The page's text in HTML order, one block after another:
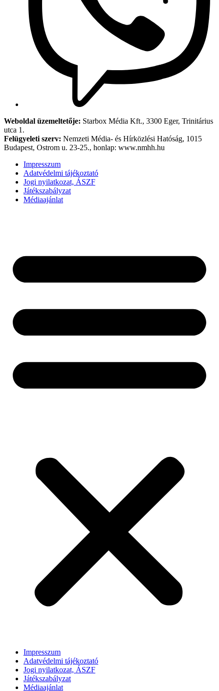
Weboldal üzemeltetője: Starbox Média Kft., 3300 Eger, Trinitárius
utca 1.
Felügyeleti szerv: Nemzeti Média- és Hírközlési Hatóság, 1015
Budapest, Ostrom u. 23-25., honlap: www.nmhh.hu
Impresszum
Adatvédelmi tájékoztató
Jogi nyilatkozat, ÁSZF
Játékszabályzat
Médiaajánlat
Impresszum
Adatvédelmi tájékoztató
Jogi nyilatkozat, ÁSZF
Játékszabályzat
Médiaajánlat